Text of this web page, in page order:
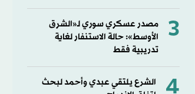
3
مصدر عسكري سوري لـ«الشرق
الأوسط»: حالة الاستنفار لغاية
تدريبية فقط
4
الشرع يلتقي عبدي وأحمد لبحث